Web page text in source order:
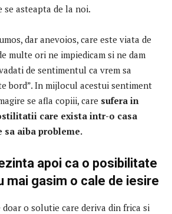
se asteapta de la noi.
dar anevoios, care este viata de
multe ori ne impiedicam si ne dam
de sentimentul ca vrem sa
bord”. In mijlocul acestui sentiment
se afla copiii, care sufera in
care exista intr-o casa
sa aiba probleme.
apoi ca o posibilitate
mai gasim o cale de iesire
o solutie care deriva din frica si